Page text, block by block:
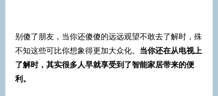
别傻了朋友，当你还傻傻的远远观望不敢去了解时，殊
不知这些可比你想象得更加大众化。 当你还在从电视上
了解时，其实很多人早就享受到了智能家居带来的便
利。